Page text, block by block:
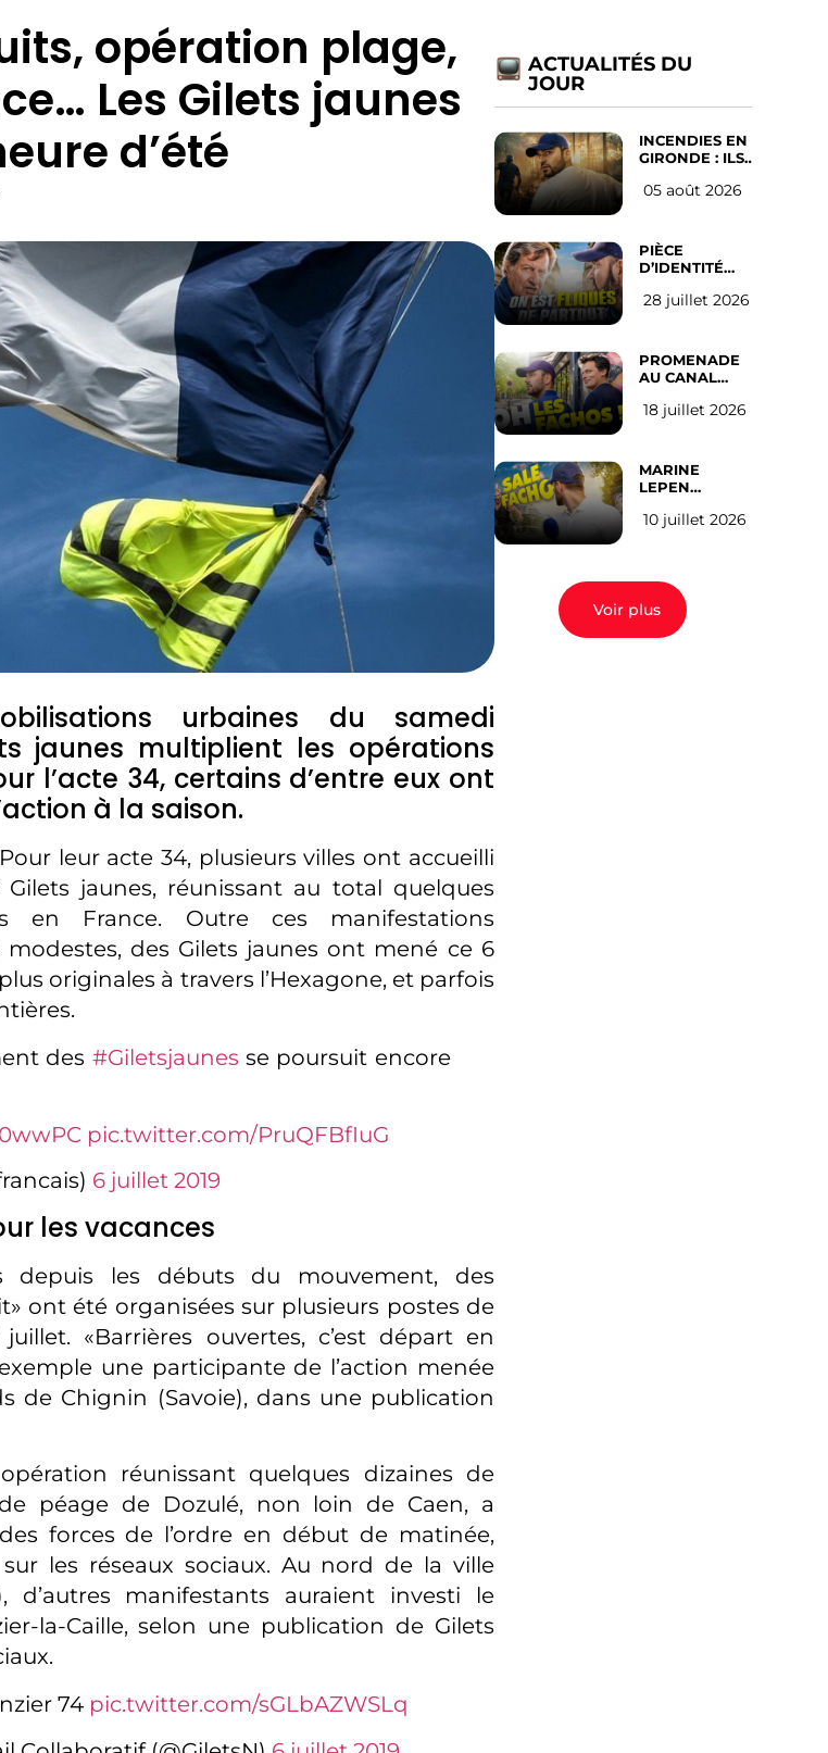
opération plage,
Les Gilets jaunes
d’été
urbaines du samedi
jaunes multiplient les opérations
l’acte 34, certains d’entre eux ont
à la saison.
leur acte 34, plusieurs villes ont accueilli
jaunes, réunissant au total quelques
en France. Outre ces manifestations
des Gilets jaunes ont mené ce 6
originales à travers l’Hexagone, et parfois
des #Giletsjaunes se poursuit encore
pic.twitter.com/PruQFBfIuG
6 juillet 2019
les vacances
depuis les débuts du mouvement, des
ont été organisées sur plusieurs postes de
«Barrières ouvertes, c’est départ en
une participante de l’action menée
de Chignin (Savoie), dans une publication
réunissant quelques dizaines de
péage de Dozulé, non loin de Caen, a
forces de l’ordre en début de matinée,
les réseaux sociaux. Au nord de la ville
d’autres manifestants auraient investi le
la-Caille, selon une publication de Gilets
74 pic.twitter.com/sGLbAZWSLq
ACTUALITÉS DU
JOUR
INCENDIES EN
GIRONDE : ILS
D’ABANDONNER
05 août 2026
PIÈCE
D’IDENTITÉ
SUR LES
l’avis des
Français
28 juillet 2026
PROMENADE
AU CANAL
(les gauchistes
18 juillet 2026
MARINE
LEPEN
EN 2027 : l’avis
10 juillet 2026
Voir plus